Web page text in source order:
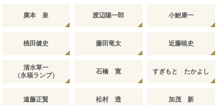
廣本 泉 渡辺陽一郎 小鮒康一
桃田健史 藤田竜太 近藤暁史
清水草一
（永福ランプ）
石橋 寛 すぎもと たかよし
遠藤正賢 松村 透 加茂 新